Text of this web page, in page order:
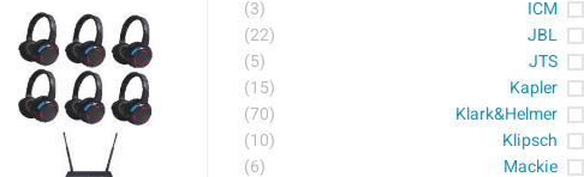
ICM
(3)
JBL
(22)
JTS
(5)
Kapler
(15)
Klark&Helmer
(70)
Klipsch
(10)
Mackie
(6)